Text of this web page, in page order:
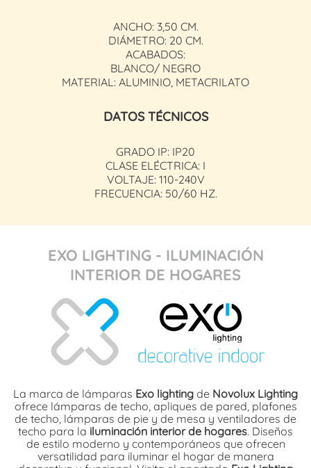
ANCHO: 3,50 CM.
DIÁMETRO: 20 CM.
ACABADOS:
BLANCO/ NEGRO
MATERIAL: ALUMINIO, METACRILATO
DATOS TÉCNICOS
GRADO IP: IP20
CLASE ELÉCTRICA: I
VOLTAJE: 110-240V
FRECUENCIA: 50/60 HZ.
EXO LIGHTING - ILUMINACIÓN
INTERIOR DE HOGARES
La marca de lámparas Exo lighting de Novolux Lighting
ofrece lámparas de techo, apliques de pared, plafones
de techo, lámparas de pie y de mesa y ventiladores de
techo para la iluminación interior de hogares. Diseños
de estilo moderno y contemporáneos que ofrecen
versatilidad para iluminar el hogar de manera